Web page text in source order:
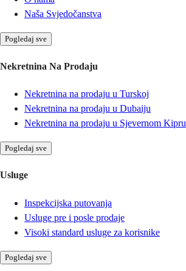
Naša Svjedočanstva
Pogledaj sve
Nekretnina Na Prodaju
Nekretnina na prodaju u Turskoj
Nekretnina na prodaju u Dubaiju
Nekretnina na prodaju u Sjevernom Kipru
Pogledaj sve
Usluge
Inspekcijska putovanja
Usluge pre i posle prodaje
Visoki standard usluge za korisnike
Pogledaj sve